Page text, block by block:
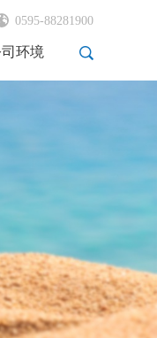
0595-88281900
环境